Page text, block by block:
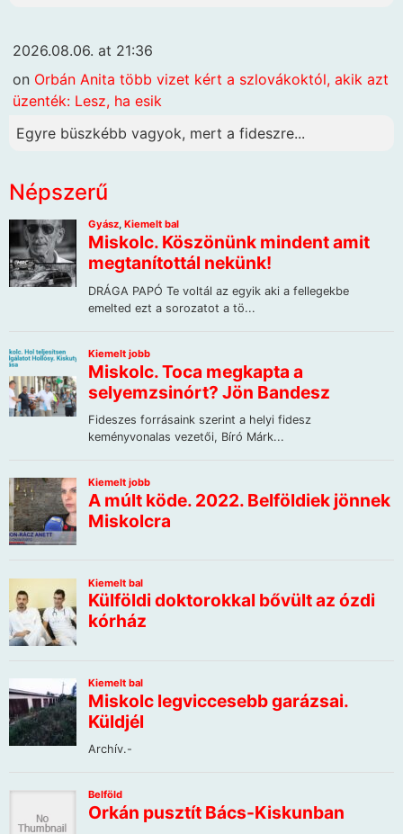
2026.08.06. at 21:36
on Orbán Anita több vizet kért a szlovákoktól, akik azt
üzenték: Lesz, ha esik
Egyre büszkébb vagyok, mert a fideszre...
Népszerű